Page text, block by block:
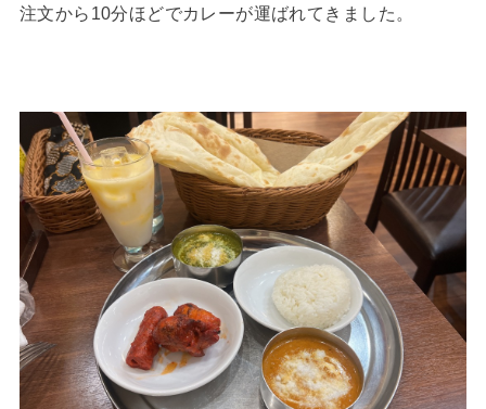
注文から10分ほどでカレーが運ばれてきました。